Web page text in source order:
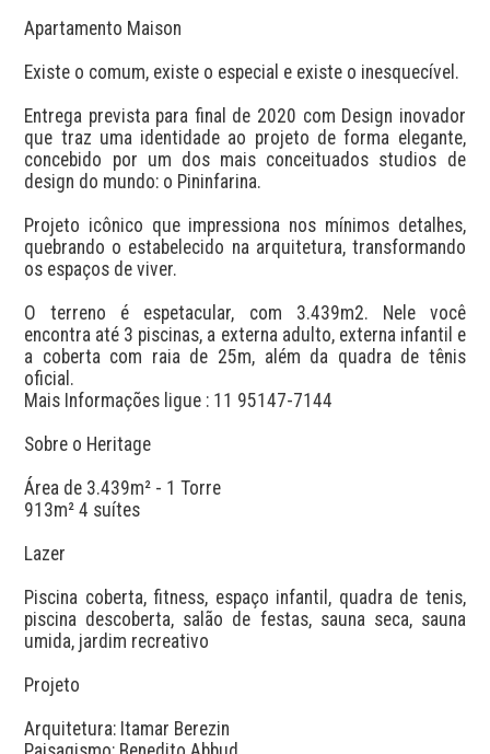
Apartamento Maison
Existe o comum, existe o especial e existe o inesquecível.
Entrega prevista para final de 2020 com Design inovador
que traz uma identidade ao projeto de forma elegante,
concebido por um dos mais conceituados studios de
design do mundo: o Pininfarina.
Projeto icônico que impressiona nos mínimos detalhes,
quebrando o estabelecido na arquitetura, transformando
os espaços de viver.
O terreno é espetacular, com 3.439m2. Nele você
encontra até 3 piscinas, a externa adulto, externa infantil e
a coberta com raia de 25m, além da quadra de tênis
oficial.
Mais Informações ligue : 11 95147-7144
Sobre o Heritage
Área de 3.439m² - 1 Torre
913m² 4 suítes
Lazer
Piscina coberta, fitness, espaço infantil, quadra de tenis,
piscina descoberta, salão de festas, sauna seca, sauna
umida, jardim recreativo
Projeto
Arquitetura: Itamar Berezin